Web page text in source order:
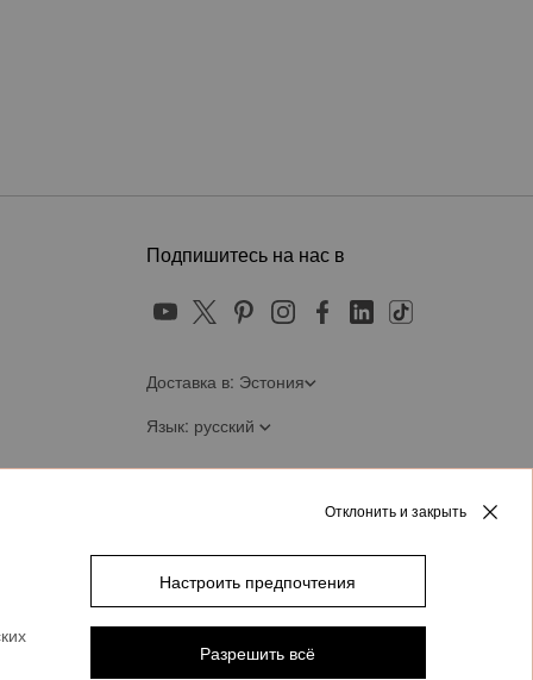
Настроить предпочтения
Разрешить всё
Отклонить и закрыть
Подпишитесь на нас в
Доставка в: Эстония
Язык: русский